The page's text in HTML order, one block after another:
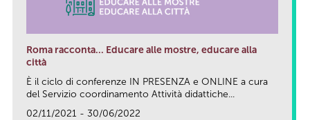
Roma racconta... Educare alle mostre, educare alla
città
È il ciclo di conferenze IN PRESENZA e ONLINE a cura
del Servizio coordinamento Attività didattiche...
02/11/2021 - 30/06/2022